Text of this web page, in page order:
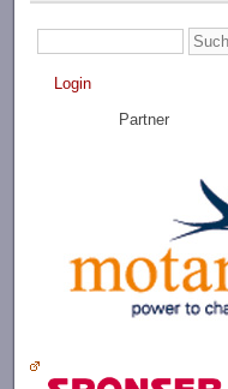
Login
Partner